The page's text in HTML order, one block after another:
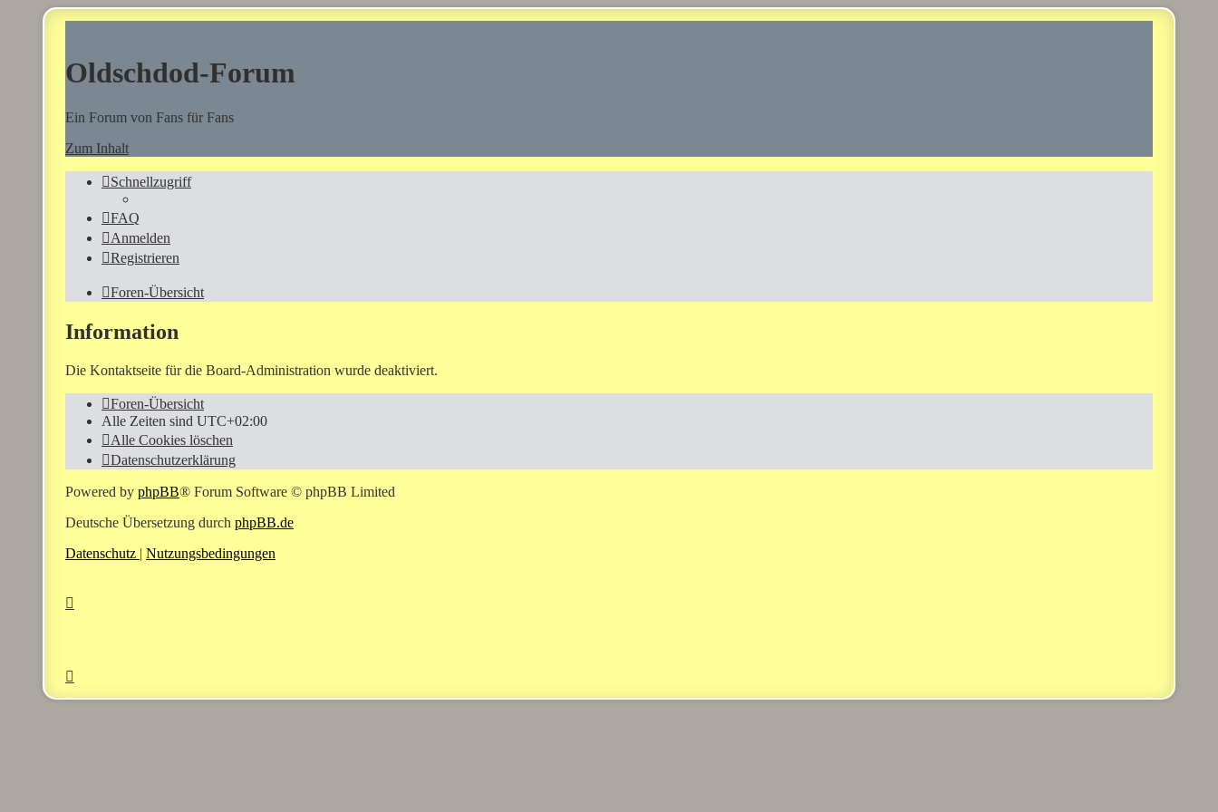
Oldschdod-Forum
Ein Forum von Fans für Fans
Zum Inhalt
Schnellzugriff
FAQ
Anmelden
Registrieren
Foren-Übersicht
Information
Die Kontaktseite für die Board-Administration wurde deaktiviert.
Foren-Übersicht
Alle Zeiten sind UTC+02:00
Alle Cookies löschen
Datenschutzerklärung
Powered by phpBB® Forum Software © phpBB Limited
Deutsche Übersetzung durch phpBB.de
Datenschutz | Nutzungsbedingungen